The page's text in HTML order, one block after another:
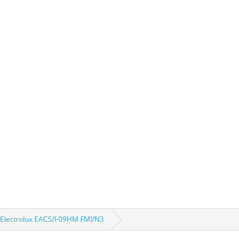
Electrolux EACS/I-09HM FMI/N3